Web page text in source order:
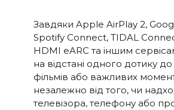
Завдяки Apple AirPlay 2,
Spotify Connect, TIDAL
HDMI eARC та іншим
на відстані одного дотику
фільмів або важливих
незалежно від того, чи
телевізора, телефону або